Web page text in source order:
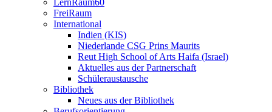
FreiRaum
International
Indien (KIS)
Niederlande CSG Prins Maurits
Reut High School of Arts Haifa (Israel)
Aktuelles aus der Partnerschaft
Schüleraustausche
Bibliothek
Neues aus der Bibliothek